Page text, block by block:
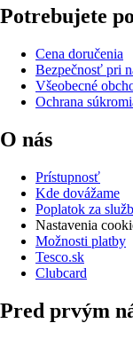
Potrebujete
Cena doručenia
Bezpečnosť pri
Všeobecné
Ochrana
O nás
Prístupnosť
Kde dovážame
Poplatok za
Nastavenia
Možnosti platby
Tesco.sk
Clubcard
Pred prvým